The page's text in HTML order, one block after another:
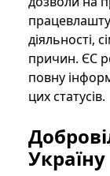
діяльності,
причин. ЄС
повну
цих статусів.
Україну